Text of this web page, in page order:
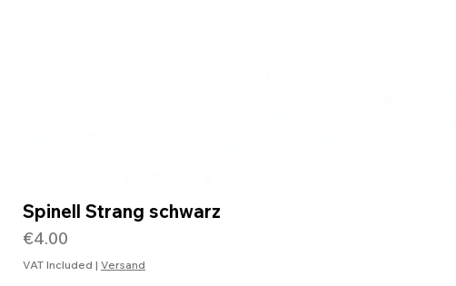
Spinell Strang schwarz
Price
€4.00
VAT Included | Versand